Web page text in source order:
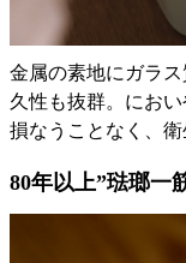
金属の素地にガラ
久性も抜群。にお
損なうことなく、衛
80年以上”琺瑯一